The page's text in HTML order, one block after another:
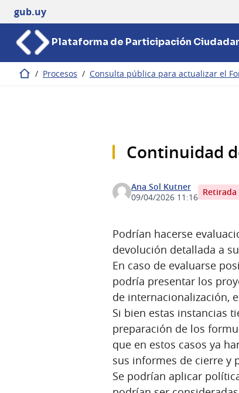
gub.uy
Plataforma de Participación
Inicio / Procesos / Consulta pública para actualizar el
Continuidad
Ana Sol Kutner
09/04/2026 11:16 Retirada
Podrían hacerse
devolución detallada a
En caso de evaluarse
podría presentar los
de internacionalización,
Si bien estas instancias
preparación de los
que en estos casos ya
sus informes de cierre y
Se podrían aplicar